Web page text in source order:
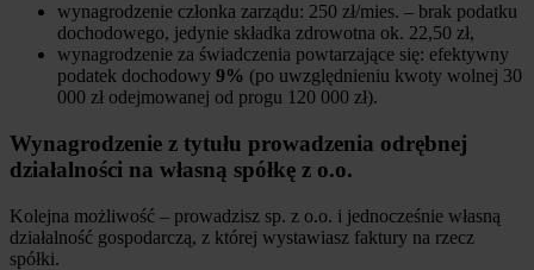
wynagrodzenie członka zarządu: 250 zł/mies. – brak podatku
dochodowego, jedynie składka zdrowotna ok. 22,50 zł,
wynagrodzenie za świadczenia powtarzające się: efektywny
podatek dochodowy 9% (po uwzględnieniu kwoty wolnej 30
000 zł odejmowanej od progu 120 000 zł).
Wynagrodzenie z tytułu prowadzenia odrębnej
działalności na własną spółkę z o.o.
Kolejna możliwość – prowadzisz sp. z o.o. i jednocześnie własną
działalność gospodarczą, z której wystawiasz faktury na rzecz
spółki.